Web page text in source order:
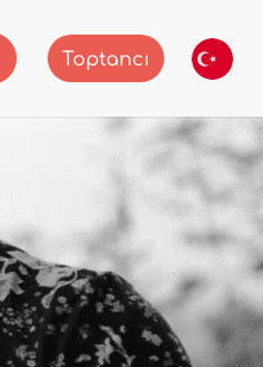
Toptancı